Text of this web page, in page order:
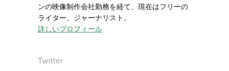
ンの映像制作会社勤務を経て、現在はフリーの
ライター、ジャーナリスト。
詳しいプロフィール
Twitter